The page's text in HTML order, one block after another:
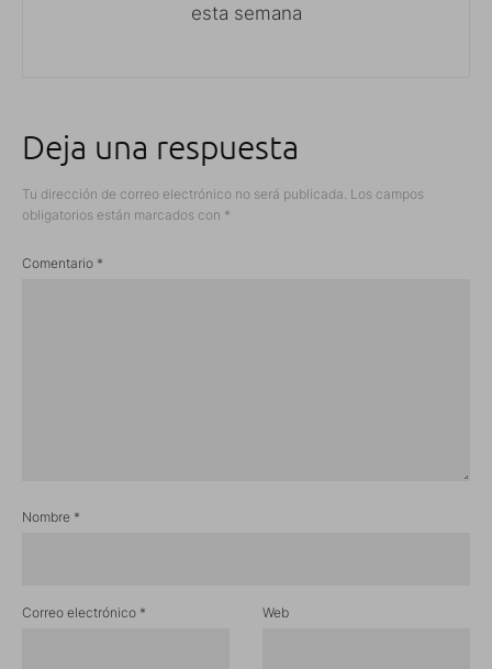
esta semana
Deja una respuesta
Tu dirección de correo electrónico no será publicada. Los campos
obligatorios están marcados con *
Comentario *
Nombre *
Correo electrónico * Web